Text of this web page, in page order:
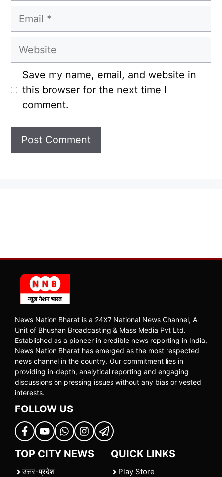
Email
Website
Save my name, email, and website in
this browser for the next time I
comment.
News Nation Bharat is a 24X7 National News Channel, A
Unit of Bhushan Broadcasting & Mass Media Pvt Ltd.
Established as a pioneer in credible news reporting in India,
News Nation Bharat has emerged as the most respected
news channel in the country. Our commitment lies in
providing in-depth, analytical reporting and engaging
discussions on pressing issues without any bias or vested
interests.
FOLLOW US
TOP CITY NEWS
उत्तर-प्रदेश
QUICK LINKS
Play Store